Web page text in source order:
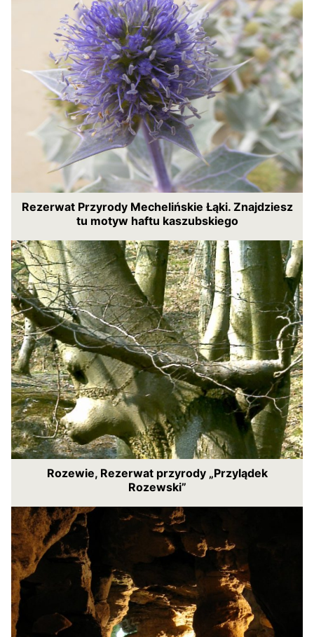
Rezerwat Przyrody Mechelińskie Łąki. Znajdziesz
tu motyw haftu kaszubskiego
Rozewie, Rezerwat przyrody „Przylądek
Rozewski”